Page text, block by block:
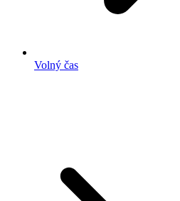
Volný čas